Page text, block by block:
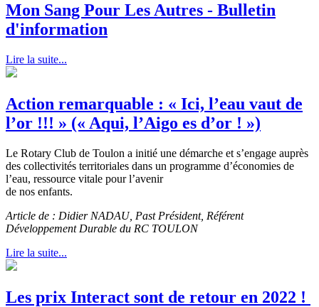
Mon Sang Pour Les Autres - Bulletin
d'information
Lire la suite...
Action remarquable : « Ici, l’eau vaut de
l’or !!! » (« Aqui, l’Aigo es d’or ! »)
Le Rotary Club de Toulon a initié une démarche et s’engage auprès
des collectivités territoriales dans un programme d’économies de
l’eau, ressource vitale pour l’avenir
de nos enfants.
Article de : Didier NADAU, Past Président, Référent
Développement Durable du RC TOULON
Lire la suite...
Les prix Interact sont de retour en 2022 !